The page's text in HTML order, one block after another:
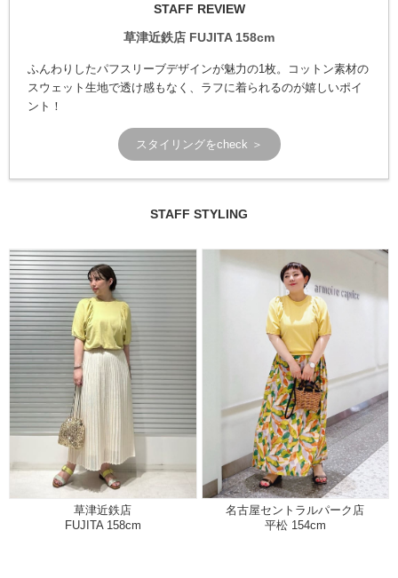
STAFF REVIEW
草津近鉄店 FUJITA 158cm
ふんわりしたパフスリーブデザインが魅力の1枚。コットン素材の
スウェット生地で透け感もなく、ラフに着られるのが嬉しいポイ
ント！
スタイリングをcheck ＞
STAFF STYLING
草津近鉄店
FUJITA 158cm
名古屋セントラルパーク店
平松 154cm